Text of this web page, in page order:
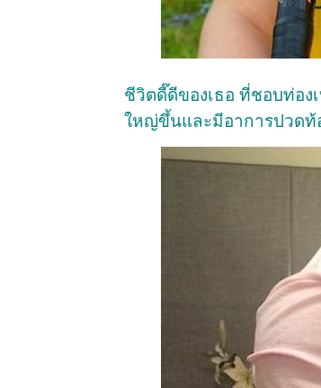
ชีวิตดี๊ดีของเธอ ที่ชอบท่อง
ใหญ่ขึ้นและมีอาการปวดท้